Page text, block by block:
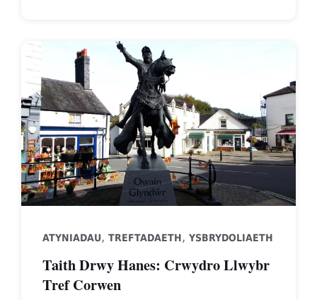
ATYNIADAU, TREFTADAETH, YSBRYDOLIAETH
Taith Drwy Hanes: Crwydro Llwybr
Tref Corwen